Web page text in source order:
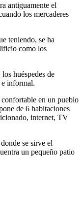
antiguamente el
los mercaderes
teniendo, se ha
como los
huéspedes de
e informal.
en un pueblo
de 6 habitaciones
internet, TV
se sirve el
un pequeño patio